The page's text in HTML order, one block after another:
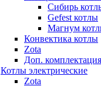
Сибирь
Gefest котлы
Магнум
Конвектика котлы
Zota
Доп. комплектация
Котлы электрические
Zota